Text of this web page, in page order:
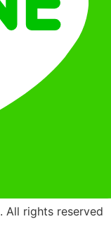
rights reserved